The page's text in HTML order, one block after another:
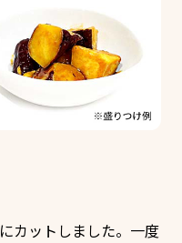
カットしました。一度